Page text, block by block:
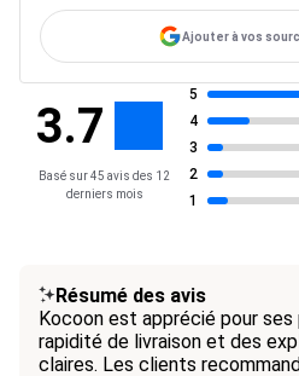
Ajouter à vos
3.7
Basé sur 45 avis des 12
derniers mois
5
4
3
2
1
Résumé des avis
Kocoon est apprécié pour
rapidité de livraison et des
claires. Les clients